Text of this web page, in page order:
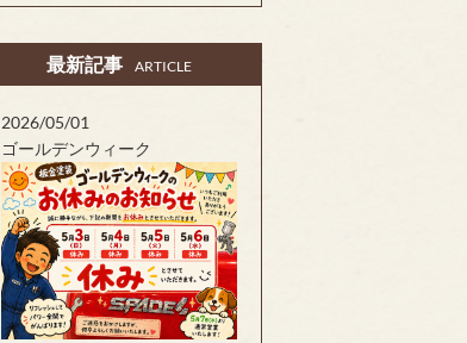
最新記事 ARTICLE
2026/05/01
ゴールデンウィーク